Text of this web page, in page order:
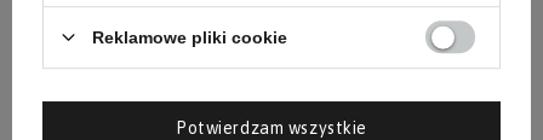
Reklamowe pliki cookie
Potwierdzam wszystkie